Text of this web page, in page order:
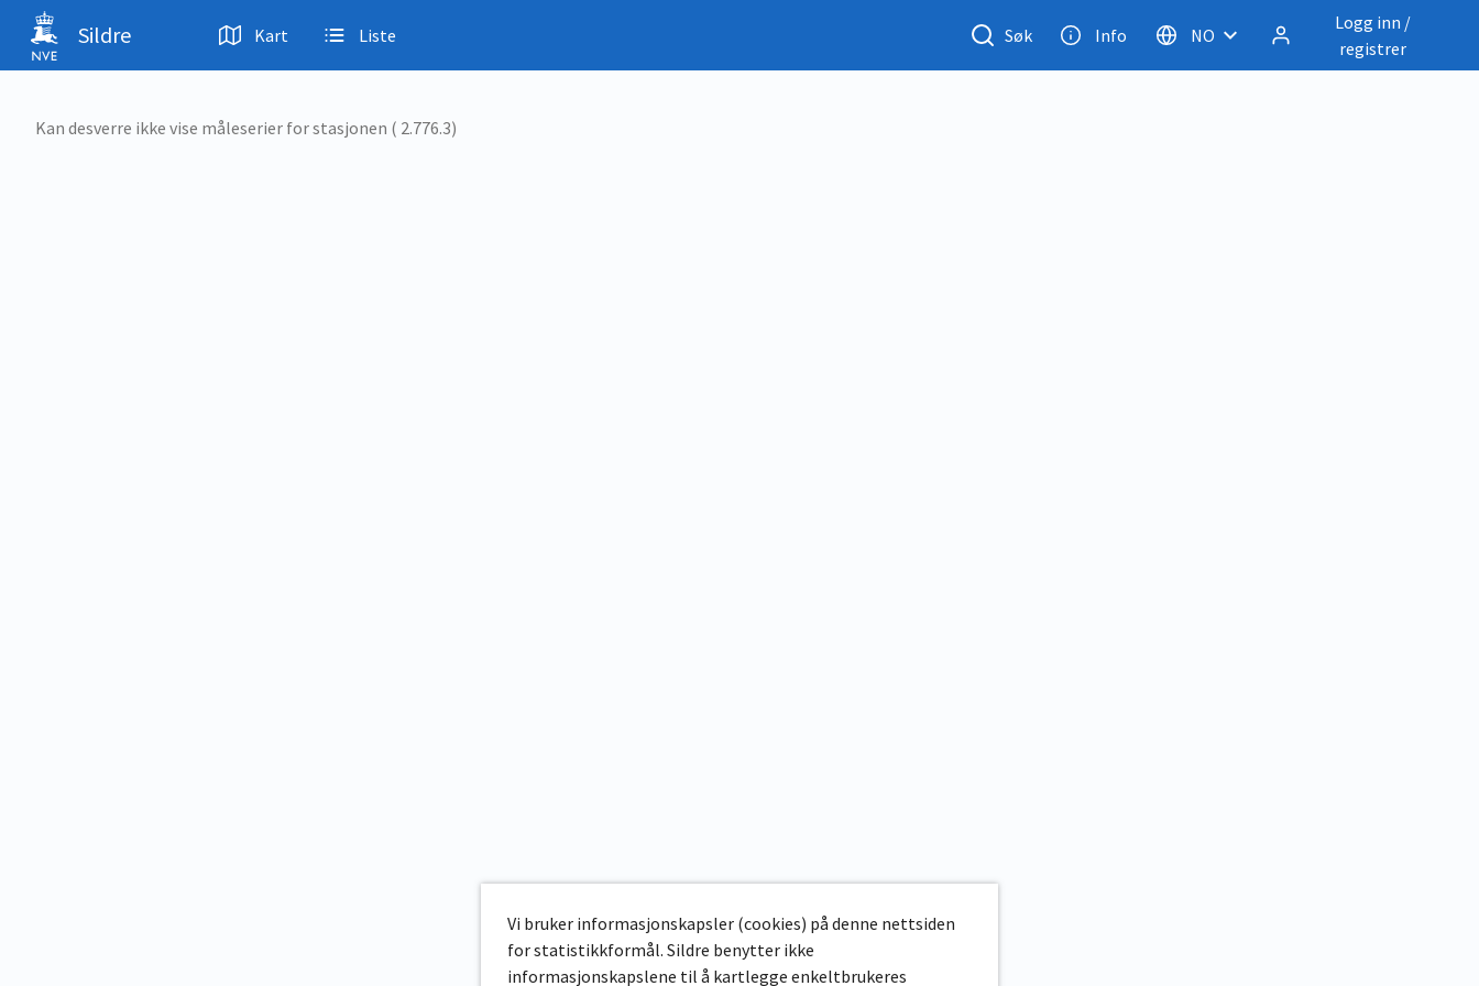
Hopp til hovedinnhold
Sildre Kart Liste Søk Info NO
Logg inn /
registrer
Kan desverre ikke vise måleserier for stasjonen ( 2.776.3)
Vi bruker informasjonskapsler (cookies) på denne nettsiden
for statistikkformål. Sildre benytter ikke
informasjonskapslene til å kartlegge enkeltbrukeres